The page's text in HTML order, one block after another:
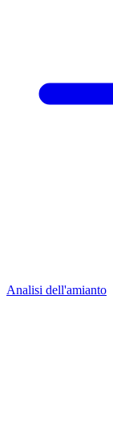
Analisi dell'amianto